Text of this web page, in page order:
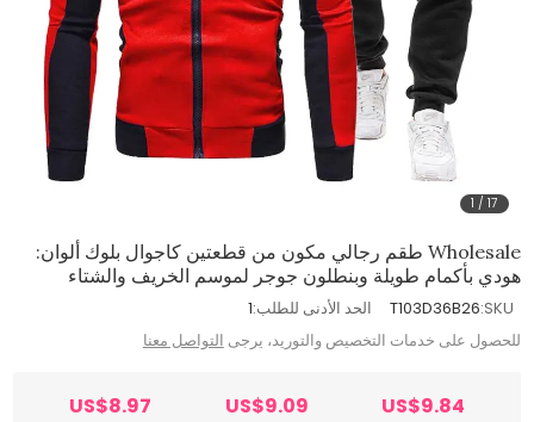
1 /17
Wholesale طقم رجالي مكون من قطعتين كاجوال بلوك ألوان:
هودي بأكمام طويلة وبنطلون جوجر لموسم الخريف والشتاء
SKU:
T103D36B26 الحد الأدنى للطلب:1
للحصول على خدمات التخصيص والتوريد، يرجى التواصل معنا
US$9.84
US$9.09
US$8.97